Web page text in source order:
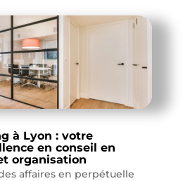
à Lyon : votre
en conseil en
organisation
affaires en perpétuelle